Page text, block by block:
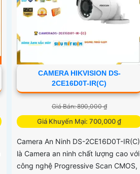
CAMERA HIKVISION DS-
2CE16D0T-IR(C)
Giá Bán: 890,000 ₫
Giá Khuyến Mại: 700,000 ₫
Camera An Ninh DS-2CE16D0T-IR(C)
là Camera an ninh chất lượng cao với
công nghệ Progressive Scan CMOS,